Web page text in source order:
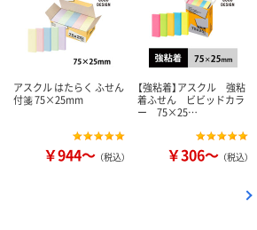
アスクル はたらく ふせん
付箋 75×25mm
￥944～ （税込）
【強粘着】アスクル 強粘
着ふせん ビビッドカラ
ー 75×25…
￥306～ （税込）